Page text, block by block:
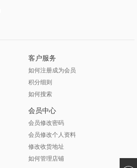
客户服务
如何注册成为会员
积分细则
如何搜索
会员中心
会员修改密码
会员修改个人资料
修改收货地址
如何管理店铺